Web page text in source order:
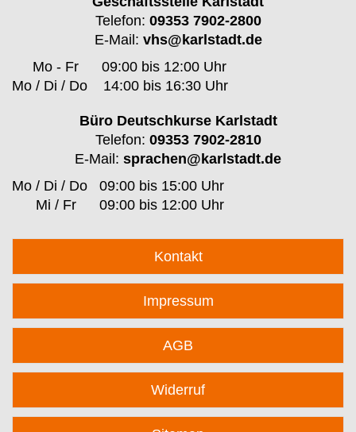
Telefon: 09353 7902-2800
E-Mail: vhs@karlstadt.de
Mo - Fr
09:00 bis 12:00 Uhr
Mo / Di / Do
14:00 bis 16:30 Uhr
Büro Deutschkurse Karlstadt
Telefon: 09353 7902-2810
E-Mail: sprachen@karlstadt.de
Mo / Di / Do 09:00 bis 15:00 Uhr
Mi / Fr
09:00 bis 12:00 Uhr
Kontakt
Impressum
AGB
Widerruf